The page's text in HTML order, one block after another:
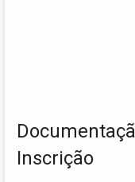
Inscrição